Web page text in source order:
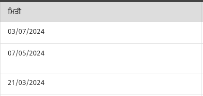
ਮਿਤੀ
03/07/2024
07/05/2024
21/03/2024